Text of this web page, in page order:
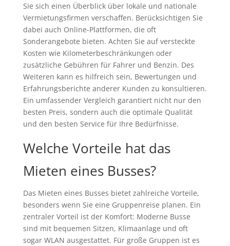
Sie sich einen Überblick über lokale und nationale
Vermietungsfirmen verschaffen. Berücksichtigen Sie
dabei auch Online-Plattformen, die oft
Sonderangebote bieten. Achten Sie auf versteckte
Kosten wie Kilometerbeschränkungen oder
zusätzliche Gebühren für Fahrer und Benzin. Des
Weiteren kann es hilfreich sein, Bewertungen und
Erfahrungsberichte anderer Kunden zu konsultieren.
Ein umfassender Vergleich garantiert nicht nur den
besten Preis, sondern auch die optimale Qualität
und den besten Service für Ihre Bedürfnisse.
Welche Vorteile hat das
Mieten eines Busses?
Das Mieten eines Busses bietet zahlreiche Vorteile,
besonders wenn Sie eine Gruppenreise planen. Ein
zentraler Vorteil ist der Komfort: Moderne Busse
sind mit bequemen Sitzen, Klimaanlage und oft
sogar WLAN ausgestattet. Für große Gruppen ist es